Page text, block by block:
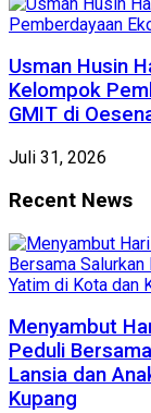
​Usman Husin
Kelompok
GMIT di
Juli 31, 2026
Recent News
​Menyambut
Peduli
Lansia dan
Kupang